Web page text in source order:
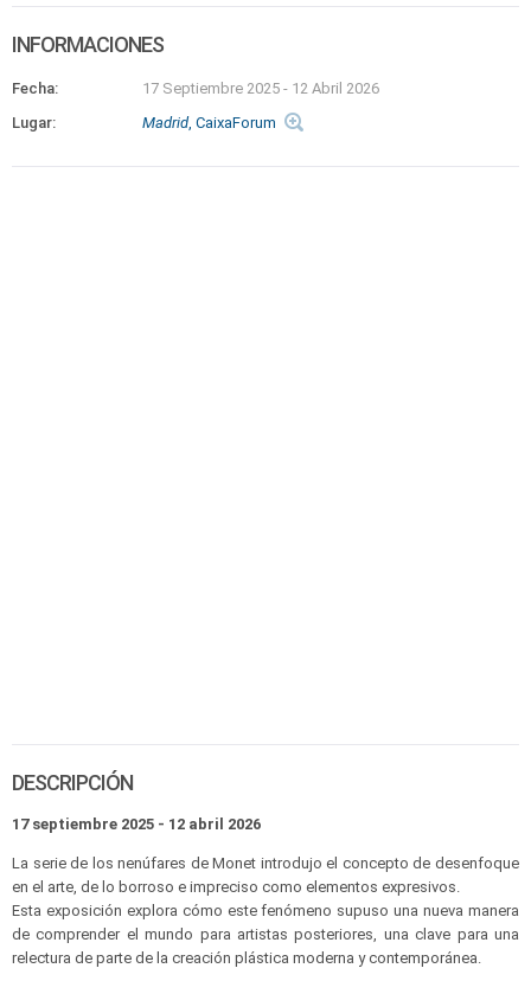
INFORMACIONES
Fecha: 17 Septiembre 2025 - 12 Abril 2026
Lugar:
Madrid, CaixaForum
DESCRIPCIÓN
17 septiembre 2025 - 12 abril 2026
La serie de los nenúfares de Monet introdujo el concepto de desenfoque
en el arte, de lo borroso e impreciso como elementos expresivos.
Esta exposición explora cómo este fenómeno supuso una nueva manera
de comprender el mundo para artistas posteriores, una clave para una
relectura de parte de la creación plástica moderna y contemporánea.